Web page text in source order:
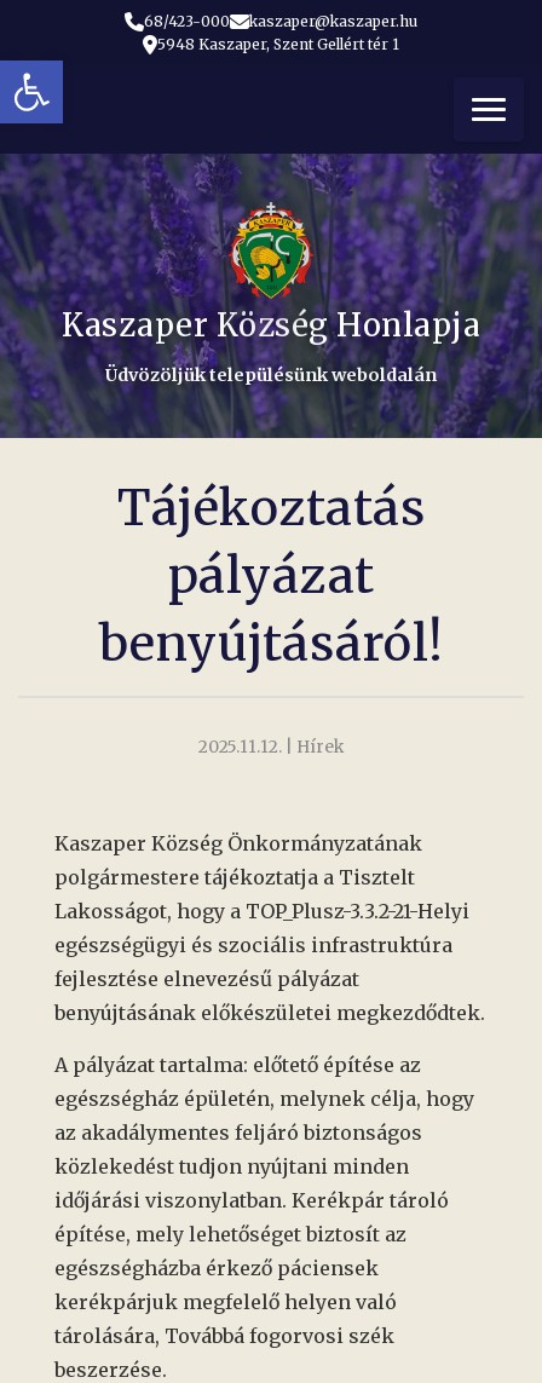
Eszköztár megnyitása
68/423-000
kaszaper@kaszaper.hu
5948 Kaszaper, Szent Gellért tér 1
Kaszaper Község Honlapja
Üdvözöljük településünk weboldalán
Tájékoztatás
pályázat
benyújtásáról!
2025.11.12. | Hírek
Kaszaper Község Önkormányzatának
polgármestere tájékoztatja a Tisztelt
Lakosságot, hogy a TOP_Plusz-3.3.2-21-Helyi
egészségügyi és szociális infrastruktúra
fejlesztése elnevezésű pályázat
benyújtásának előkészületei megkezdődtek.
A pályázat tartalma: előtető építése az
egészségház épületén, melynek célja, hogy
az akadálymentes feljáró biztonságos
közlekedést tudjon nyújtani minden
időjárási viszonylatban. Kerékpár tároló
építése, mely lehetőséget biztosít az
egészségházba érkező páciensek
kerékpárjuk megfelelő helyen való
tárolására, Továbbá fogorvosi szék
beszerzése.